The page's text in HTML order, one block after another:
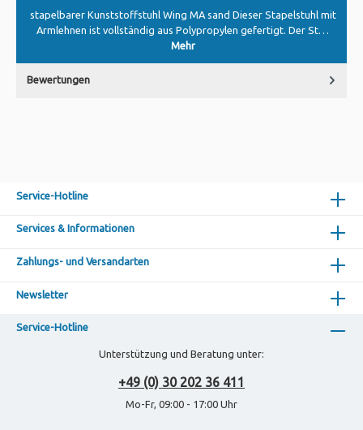
stapelbarer Kunststoffstuhl Wing MA sand Dieser Stapelstuhl mit
Armlehnen ist vollständig aus Polypropylen gefertigt. Der St…
Mehr
Bewertungen
Service-Hotline
Services & Informationen
Zahlungs- und Versandarten
Newsletter
Service-Hotline
Unterstützung und Beratung unter:
+49 (0) 30 202 36 411
Mo-Fr, 09:00 - 17:00 Uhr